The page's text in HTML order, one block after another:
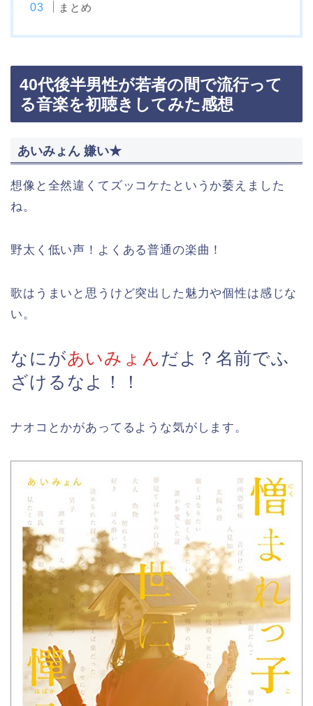
まとめ
40代後半男性が若者の間で流行って
る音楽を初聴きしてみた感想
あいみょん 嫌い★
想像と全然違くてズッコケたというか萎えました
ね。
野太く低い声！よくある普通の楽曲！
歌はうまいと思うけど突出した魅力や個性は感じな
い。
なにがあいみょんだよ？名前でふ
ざけるなよ！！
ナオコとかがあってるような気がします。